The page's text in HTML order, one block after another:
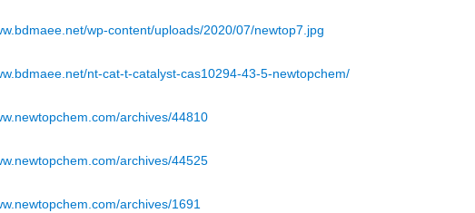
wp-content/uploads/2020/07/newtop7.jpg
nt-cat-t-catalyst-cas10294-43-5-newtopchem/
archives/44810
archives/44525
archives/1691